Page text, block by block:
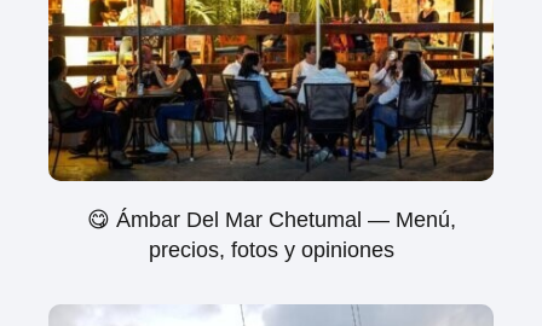
😋 Ámbar Del Mar Chetumal — Menú,
precios, fotos y opiniones